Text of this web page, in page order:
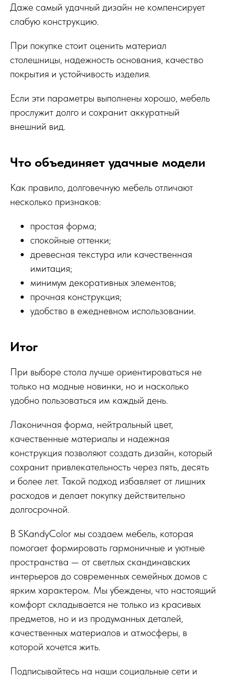
Даже самый удачный дизайн не компенсирует
слабую конструкцию.
При покупке стоит оценить материал
столешницы, надежность основания, качество
покрытия и устойчивость изделия.
Если эти параметры выполнены хорошо, мебель
прослужит долго и сохранит аккуратный
внешний вид.
Что объединяет удачные модели
Как правило, долговечную мебель отличают
несколько признаков:
простая форма;
спокойные оттенки;
древесная текстура или качественная
имитация;
минимум декоративных элементов;
прочная конструкция;
удобство в ежедневном использовании.
Итог
При выборе стола лучше ориентироваться не
только на модные новинки, но и насколько
удобно пользоваться им каждый день.
Лаконичная форма, нейтральный цвет,
качественные материалы и надежная
конструкция позволяют создать дизайн, который
сохранит привлекательность через пять, десять
и более лет. Такой подход избавляет от лишних
расходов и делает покупку действительно
долгосрочной.
В SKandyColor мы создаем мебель, которая
помогает формировать гармоничные и уютные
пространства — от светлых скандинавских
интерьеров до современных семейных домов с
ярким характером. Мы убеждены, что настоящий
комфорт складывается не только из красивых
предметов, но и из продуманных деталей,
качественных материалов и атмосферы, в
которой хочется жить.
Подписывайтесь на наши социальные сети и